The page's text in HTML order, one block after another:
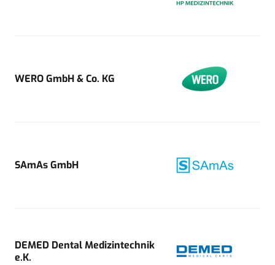
WERO GmbH & Co. KG
SAmAs GmbH
DEMED Dental Medizintechnik
e.K.